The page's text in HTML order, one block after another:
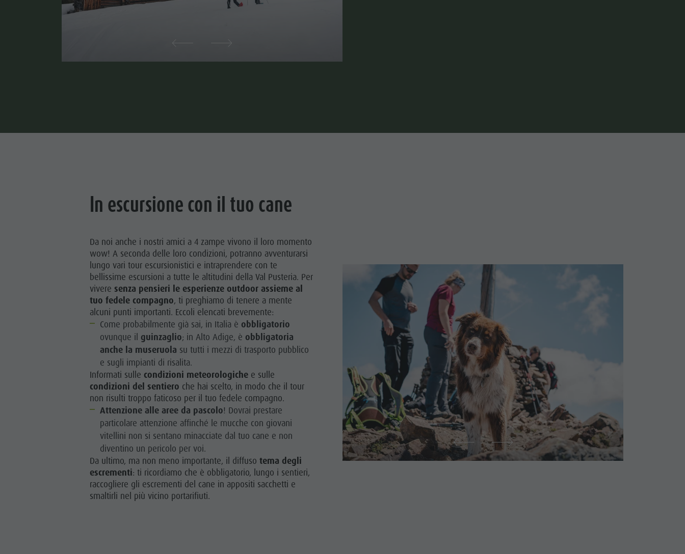
In escursione con il tuo cane
Da noi anche i nostri amici a 4 zampe vivono il loro momento
wow! A seconda delle loro condizioni, potranno avventurarsi
lungo vari tour escursionistici e intraprendere con te
bellissime escursioni a tutte le altitudini della Val Pusteria. Per
vivere senza pensieri le esperienze outdoor assieme al
tuo fedele compagno, ti preghiamo di tenere a mente
alcuni punti importanti. Eccoli elencati brevemente:
Come probabilmente già sai, in Italia è obbligatorio
ovunque il guinzaglio; in Alto Adige, è obbligatoria
anche la museruola su tutti i mezzi di trasporto pubblico
e sugli impianti di risalita.
Informati sulle condizioni meteorologichee sulle
condizioni del sentiero che hai scelto, in modo che il tour
non risulti troppo faticoso per il tuo fedele compagno.
Attenzione alle aree da pascolo! Dovrai prestare
particolare attenzione affinché le mucche con giovani
vitellini non si sentano minacciate dal tuo cane e non
diventino un pericolo per voi.
Da ultimo, ma non meno importante, il diffuso tema degli
escrementi: ti ricordiamo che è obbligatorio, lungo i sentieri,
raccogliere gli escrementi del cane in appositi sacchetti e
smaltirli nel più vicino portarifiuti.